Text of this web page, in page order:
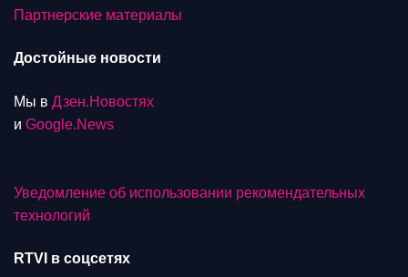
Партнерские материалы
Достойные новости
Мы в Дзен.Новостях
и Google.News
Уведомление об использовании рекомендательных
технологий
RTVI в соцсетях